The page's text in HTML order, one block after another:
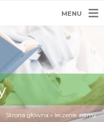
MENU
Strona główna » leczenie astmy